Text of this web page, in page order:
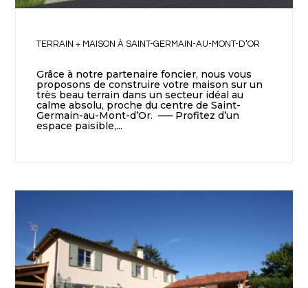
TERRAIN + MAISON À SAINT-GERMAIN-AU-MONT-D’OR
Grâce à notre partenaire foncier, nous vous
proposons de construire votre maison sur un
très beau terrain dans un secteur idéal au
calme absolu, proche du centre de Saint-
Germain-au-Mont-d’Or. —– Profitez d’un
espace paisible,...